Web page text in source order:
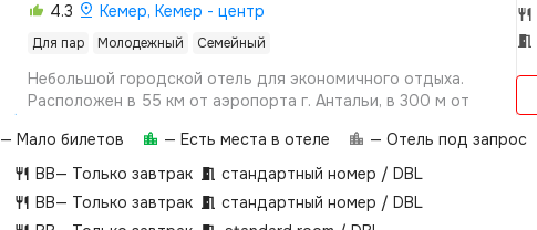
4.3
Кемер, Кемер - центр
Для пар Молодежный Семейный
Небольшой городской отель для экономичного отдыха.
Расположен в 55 км от аэропорта г. Антальи, в 300 м от
Merkez mahallesi, Kavaklı cad.no:6, Kemer/ Antalya /Turkey
— Мало билетов — Есть места в отеле
— Отель под запрос
BB— Только завтрак стандартный номер / DBL
BB— Только завтрак стандартный номер / DBL